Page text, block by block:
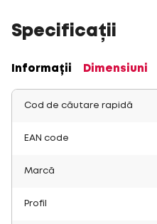
Specificații
Informații Dimensiuni
Cod de căutare rapidă
EAN code
Marcă
Profil